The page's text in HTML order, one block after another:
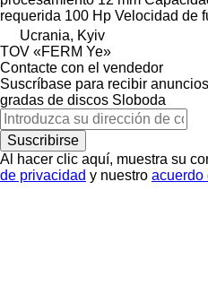
requerida 100 Hp Velocidad de
Ucrania, Kyiv
TOV «FERM Ye»
Contacte con el vendedor
Suscríbase para recibir
gradas de discos Sloboda
Suscribirse
Al hacer clic aquí, muestra su
de privacidad y nuestro acuerdo